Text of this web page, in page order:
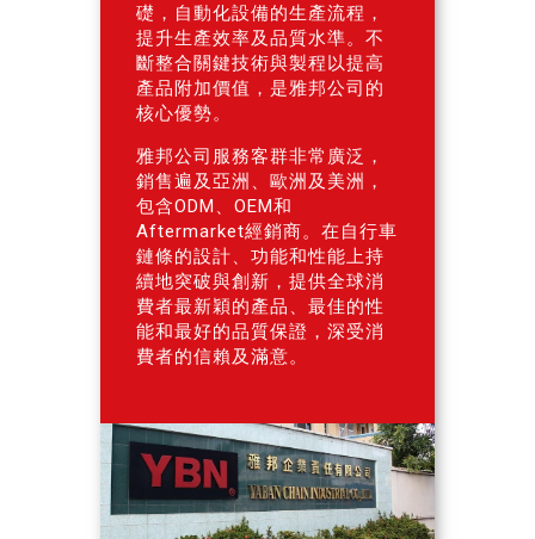
礎，自動化設備的生產流程，
提升生產效率及品質水準。不
斷整合關鍵技術與製程以提高
產品附加價值，是雅邦公司的
核心優勢。
雅邦公司服務客群非常廣泛，
銷售遍及亞洲、歐洲及美洲，
包含ODM、OEM和
Aftermarket經銷商。在自行車
鏈條的設計、功能和性能上持
續地突破與創新，提供全球消
費者最新穎的產品、最佳的性
能和最好的品質保證，深受消
費者的信賴及滿意。